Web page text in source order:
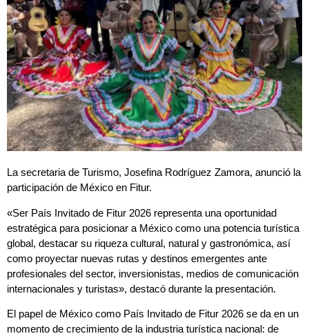
La secretaria de Turismo, Josefina Rodríguez Zamora, anunció la
participación de México en Fitur.
«Ser País Invitado de Fitur 2026 representa una oportunidad
estratégica para posicionar a México como una potencia turística
global, destacar su riqueza cultural, natural y gastronómica, así
como proyectar nuevas rutas y destinos emergentes ante
profesionales del sector, inversionistas, medios de comunicación
internacionales y turistas», destacó durante la presentación.
El papel de México como País Invitado de Fitur 2026 se da en un
momento de crecimiento de la industria turística nacional: de